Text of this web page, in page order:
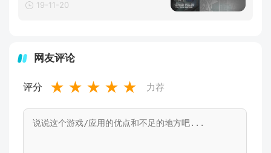
19-11-20
网友评论
评分 ★ ★ ★ ★ ★ 力荐